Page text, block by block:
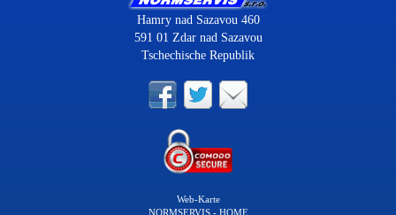
Hamry nad Sazavou 460
591 01 Zdar nad Sazavou
Tschechische Republik
Web-Karte
NORMSERVIS - HOME